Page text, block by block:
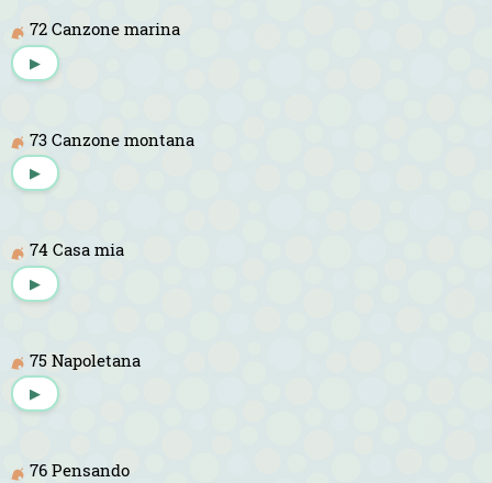
72 Canzone marina
▶
73 Canzone montana
▶
74 Casa mia
▶
75 Napoletana
▶
76 Pensando